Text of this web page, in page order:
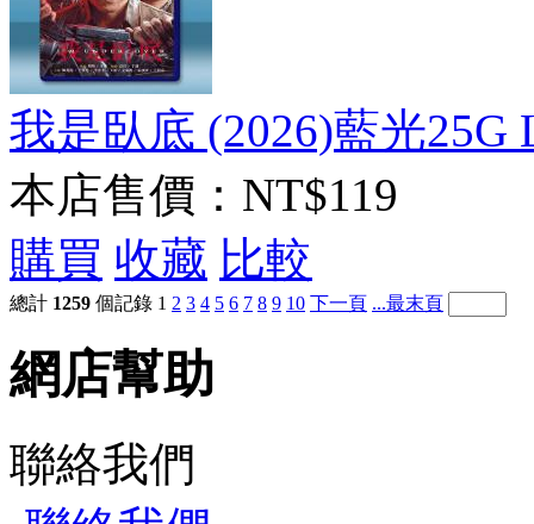
我是臥底 (2026)藍光25G
本店售價： NT$119
購買 收藏 比較
總計 1259 個記錄 1 2 3 4 5 6 7 8 9 10 下一頁 ...最末頁
網店幫助
聯絡我們